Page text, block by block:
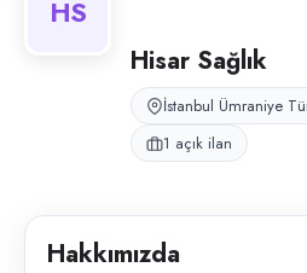
HS
Hisar Sağlık
İstanbul Ümraniye
1 açık ilan
Hakkımızda